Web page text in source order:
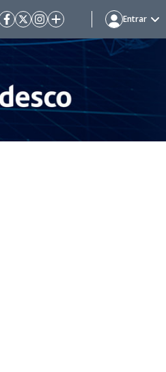
Entrar